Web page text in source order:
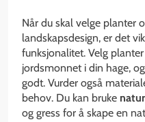
Når du skal velge planter
landskapsdesign, er det
funksjonalitet. Velg
jordsmonnet i din hage,
godt. Vurder også
behov. Du kan bruke
og gress for å skape en